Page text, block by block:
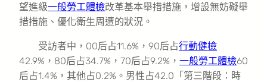
望進級一般勞工體檢改革基本舉措措施，增設無妨礙舉
措措施、優化衛生周遭的狀況。
受訪者中，00后占11.6%，90后占行動健檢
42.9%，80后占34.7%，70后占9.2%， 一般勞工體檢60
后占1.4%，其他占0.2%。男性占42.0「第三階段：時